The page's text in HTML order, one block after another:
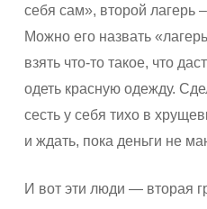
себя сам», второй лагерь
Можно его назвать
взять что-то такое, что
одеть красную одежду.
сесть у себя тихо в
и ждать, пока деньги не
И вот эти люди — вторая